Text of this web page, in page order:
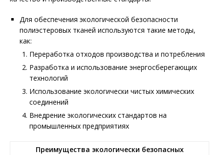
Для обеспечения экологической безопасности
полиэстеровых тканей используются такие методы,
как:
Переработка отходов производства и потребления
Разработка и использование энергосберегающих
технологий
Использование экологически чистых химических
соединений
Внедрение экологических стандартов на
промышленных предприятиях
Преимущества экологически безопасных